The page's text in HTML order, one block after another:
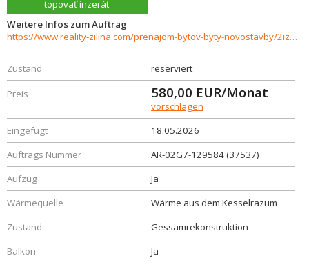
topovať inzerát
Weitere Infos zum Auftrag
https://www.reality-zilina.com/prenajom-bytov-byty-novostavby/2izbovy-byt-s-balkonom-a-loggiou-62-m2-Zilina--Hajik-37537/?utm_source=areality&utm_medium=xml&utm_term=37537&utm_content=byt&utm_campaign=portaly
Zustand reserviert
Preis 580,00 EUR/Monat
vorschlagen
Eingefügt
18.05.2026
Auftrags Nummer
AR-02G7-129584 (37537)
Aufzug
Ja
Wärmequelle
Wärme aus dem Kesselrazum
Zustand
Gessamrekonstruktion
Balkon
Ja